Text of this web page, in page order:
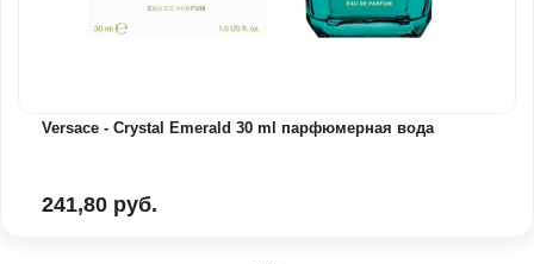
Versace - Crystal Emerald 30 ml парфюмерная вода
241,80 руб.